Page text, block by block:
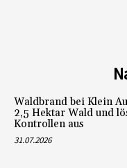
Waldbrand bei Klein
2,5 Hektar Wald und
Kontrollen aus
31.07.2026